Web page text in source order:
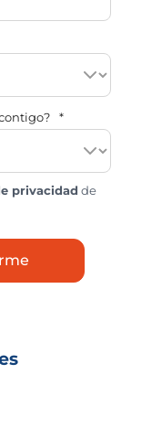
*
privacidad de